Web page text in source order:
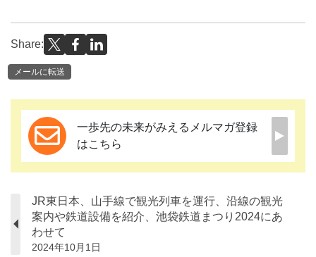
Share:
メールに転送
一歩先の未来がみえるメルマガ登録
はこちら
JR東日本、山手線で観光列車を運行、沿線の観光
案内や鉄道設備を紹介、池袋鉄道まつり2024にあ
わせて
2024年10月1日